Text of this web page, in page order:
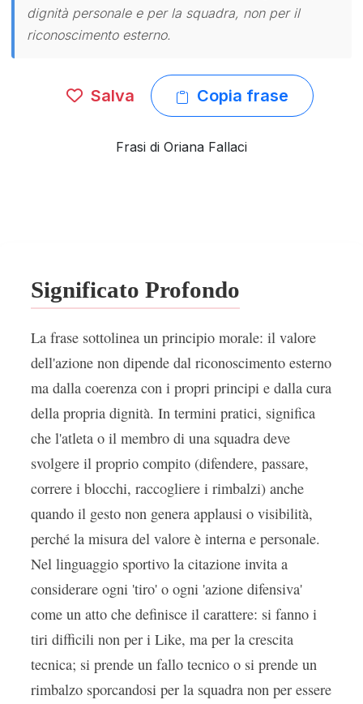
dignità personale e per la squadra, non per il
riconoscimento esterno.
Salva Copia frase
Frasi di Oriana Fallaci
Significato Profondo
La frase sottolinea un principio morale: il valore
dell'azione non dipende dal riconoscimento esterno
ma dalla coerenza con i propri principi e dalla cura
della propria dignità. In termini pratici, significa
che l'atleta o il membro di una squadra deve
svolgere il proprio compito (difendere, passare,
correre i blocchi, raccogliere i rimbalzi) anche
quando il gesto non genera applausi o visibilità,
perché la misura del valore è interna e personale.
Nel linguaggio sportivo la citazione invita a
considerare ogni 'tiro' o ogni 'azione difensiva'
come un atto che definisce il carattere: si fanno i
tiri difficili non per i Like, ma per la crescita
tecnica; si prende un fallo tecnico o si prende un
rimbalzo sporcandosi per la squadra non per essere